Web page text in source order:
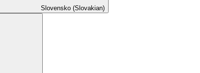
Slovensko (Slovakian)